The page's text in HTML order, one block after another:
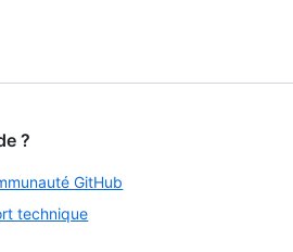
?
GitHub
technique